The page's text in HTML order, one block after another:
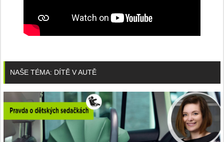
NAŠE TÉMA: DÍTĚ V AUTĚ